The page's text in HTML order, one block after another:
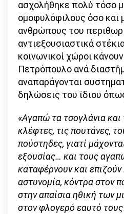
ασχολήθηκε πολύ τόσο
ομοφυλόφιλους όσο και
ανθρώπους του
αντιεξουσιαστικά
κοινωνικοί χώροι
Πετρόπουλο ανά
αναπαράγονται
δηλώσεις του ίδιου
«Αγαπώ τα τσογλάνια και
κλέφτες, τις πουτάνες,
πούστηδες, γιατί
εξουσίας… και τους
καταφέρνουν και
αστυνομία, κόντρα στον
στην απαίσια ηθική των
στον φλογερό εαυτό τους